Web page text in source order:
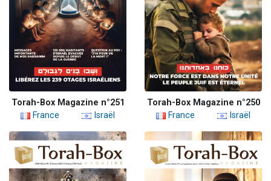
Torah-Box Magazine n°251
France
Israël
Torah-Box Magazine n°250
France
Israël